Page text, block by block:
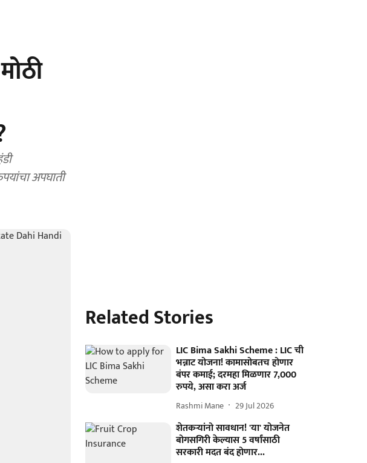
अपघाती
Related Stories
LIC Bima Sakhi Scheme : LIC ची
भन्नाट योजना! कामासोबतच होणार
बंपर कमाई; दरमहा मिळणार 7,000
रुपये, असा करा अर्ज
Rashmi Mane 29 Jul 2026
शेतकऱ्यांनो सावधान! 'या' योजनेत
बोगसगिरी केल्यास 5 वर्षांसाठी
सरकारी मदत बंद होणार...